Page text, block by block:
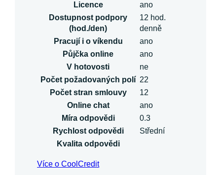
Licence
ano
Dostupnost podpory
(hod./den)
12 hod.
denně
Pracují i o víkendu
ano
Půjčka online
ano
V hotovosti
ne
Počet požadovaných polí 22
Počet stran smlouvy
12
Online chat
ano
Míra odpovědi
0.3
Rychlost odpovědi
Střední
Kvalita odpovědi
Více o CoolCredit